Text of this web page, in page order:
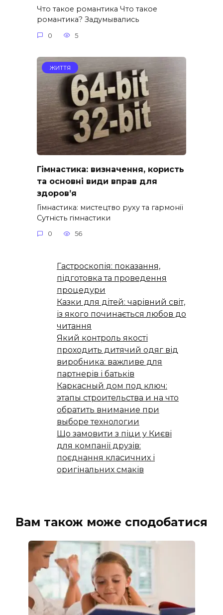
Что такое романтика Что такое
романтика? Задумывались
0 5
ЖИТТЯ
Гімнастика: визначення, користь
та основні види вправ для
здоров’я
Гімнастика: мистецтво руху та гармонії
Сутність гімнастики
0 56
Гастроскопія: показання,
підготовка та проведення
процедури
Казки для дітей: чарівний світ,
із якого починається любов до
читання
Який контроль якості
проходить дитячий одяг від
виробника: важливе для
партнерів і батьків
Каркасный дом под ключ:
этапы строительства и на что
обратить внимание при
выборе технологии
Що замовити з піци у Києві
для компанії друзів:
поєднання класичних і
оригінальних смаків
Вам також може сподобатися